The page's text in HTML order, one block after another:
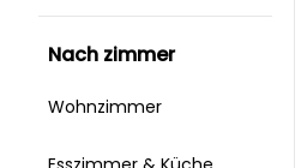
nach zimmer
Wohnzimmer